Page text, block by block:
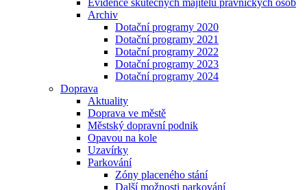
Evidence skutečných majitelů právnických osob
Archiv
Dotační programy 2020
Dotační programy 2021
Dotační programy 2022
Dotační programy 2023
Dotační programy 2024
Doprava
Aktuality
Doprava ve městě
Městský dopravní podnik
Opavou na kole
Uzavírky
Parkování
Zóny placeného stání
Další možnosti parkování